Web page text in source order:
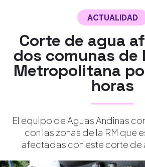
ACTUALIDAD
Corte de agua
dos comunas de
Metropolitana
horas
El equipo de Aguas Andinas
con las zonas de la RM que
afectadas con este corte de